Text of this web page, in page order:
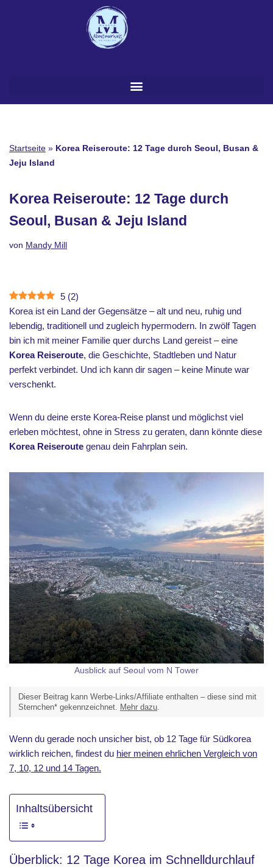
Startseite » Korea Reiseroute: 12 Tage durch Seoul, Busan &
Jeju Island
Korea Reiseroute: 12 Tage durch
Seoul, Busan & Jeju Island
von Mandy Mill
5 (2)
Korea ist ein Land der Gegensätze – alt und neu, ruhig und
lebendig, traditionell und zugleich hypermodern. In zwölf Tagen
bin ich mit meiner Familie quer durchs Land gereist – eine
Korea Reiseroute, die Geschichte, Stadtleben und Natur
perfekt verbindet. Und ich kann dir sagen – keine Minute war
verschenkt.
Wenn du deine erste Korea-Reise planst und möglichst viel
erleben möchtest, ohne in Stress zu geraten, dann könnte diese
Korea Reiseroute genau dein Fahrplan sein.
Ausblick auf Seoul vom N Tower
Dieser Beitrag kann Werbe-Links/Affiliate enthalten – diese sind mit
Sternchen* gekennzeichnet. Mehr dazu.
Wenn du gerade noch unsicher bist, ob 12 Tage für Südkorea
wirklich reichen, findest du hier meinen ehrlichen Vergleich von
7, 10, 12 und 14 Tagen.
Inhaltsübersicht
Überblick: 12 Tage Korea im Schnelldurchlauf